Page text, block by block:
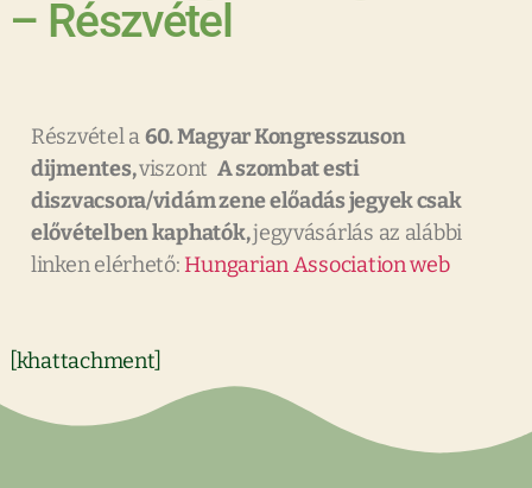
– Részvétel
Részvétel a60. Magyar Kongresszuson
dijmentes,viszont A szombat esti
diszvacsora/vidám zene előadás jegyek csak
elővételben kaphatók,jegyvásárlás az alábbi
linken elérhető: Hungarian Association web
[khattachment]